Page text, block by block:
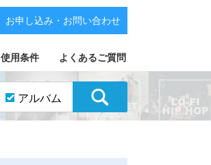
使用条件 よくあるご質問
お申し込み・お問い合わせ
アルバム